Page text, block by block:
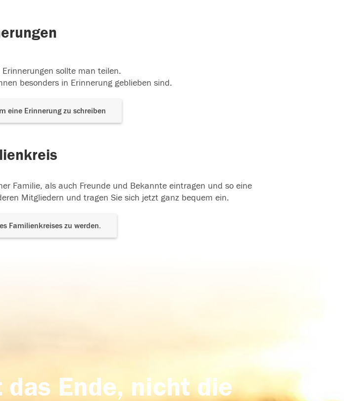
sollte man teilen.
besonders in Erinnerung geblieben sind.
eine Erinnerung zu schreiben
Familie, als auch Freunde und Bekannte eintragen und so eine
Mitgliedern und tragen Sie sich jetzt ganz bequem ein.
Familienkreises zu werden.
Ende, nicht die